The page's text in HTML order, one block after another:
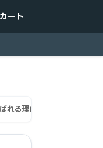
カート
る理由